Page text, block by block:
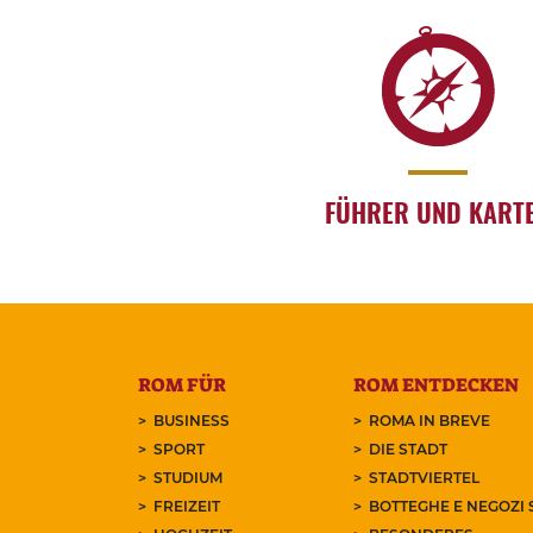
FÜHRER UND
ROM FÜR
BUSINESS
SPORT
STUDIUM
FREIZEIT
ROM ENTDECKEN
ROMA IN BREVE
DIE STADT
STADTVIERTEL
BOTTEGHE E NEGOZI